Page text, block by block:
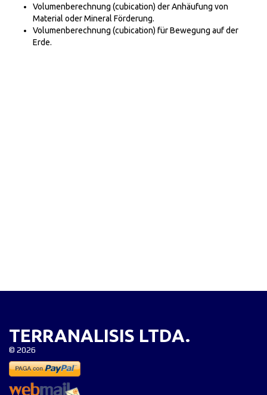
Volumenberechnung (cubication) der Anhäufung von
Material oder Mineral Förderung.
Volumenberechnung (cubication) für Bewegung auf der
Erde.
TERRANALISIS LTDA.
© 2026